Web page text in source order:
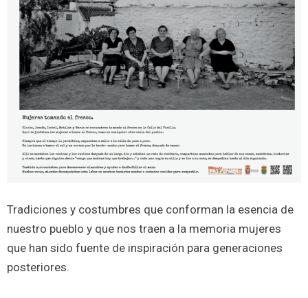
Tradiciones y costumbres que conforman la esencia de
nuestro pueblo y que nos traen a la memoria mujeres
que han sido fuente de inspiración para generaciones
posteriores.